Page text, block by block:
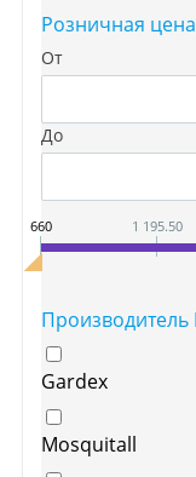
Розничная цена
От
До
660 1 195.50
Производитель
Gardex
Mosquitall